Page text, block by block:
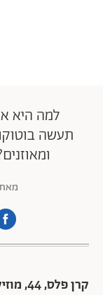
למה היא
תעשה
קרן